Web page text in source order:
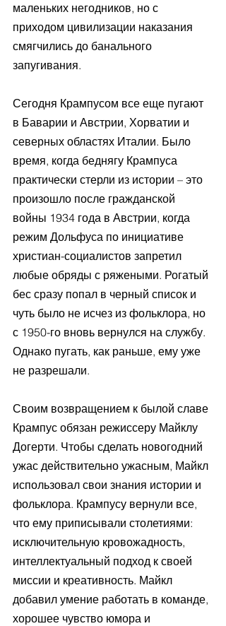
маленьких негодников, но с
приходом цивилизации наказания
смягчились до банального
запугивания.
Сегодня Крампусом все еще пугают
в Баварии и Австрии, Хорватии и
северных областях Италии. Было
время, когда беднягу Крампуса
практически стерли из истории – это
произошло после гражданской
войны 1934 года в Австрии, когда
режим Дольфуса по инициативе
христиан-социалистов запретил
любые обряды с ряжеными. Рогатый
бес сразу попал в черный список и
чуть было не исчез из фольклора, но
с 1950-го вновь вернулся на службу.
Однако пугать, как раньше, ему уже
не разрешали.
Своим возвращением к былой славе
Крампус обязан режиссеру Майклу
Догерти. Чтобы сделать новогодний
ужас действительно ужасным, Майкл
использовал свои знания истории и
фольклора. Крампусу вернули все,
что ему приписывали столетиями:
исключительную кровожадность,
интеллектуальный подход к своей
миссии и креативность. Майкл
добавил умение работать в команде,
хорошее чувство юмора и